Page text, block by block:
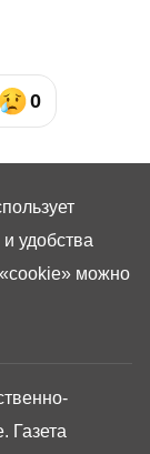
0
Газета
удобства
можно